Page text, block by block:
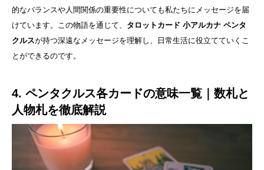
的なバランスや人間関係の重要性についても私たちにメッセージを届
けています。この物語を通じて、 タロットカード 小アルカナ ペンタ
クルスが持つ深遠なメッセージを理解し、日常生活に役立てていくこ
とができるのです。
4. ペンタクルス各カードの意味一覧｜数札と
人物札を徹底解説